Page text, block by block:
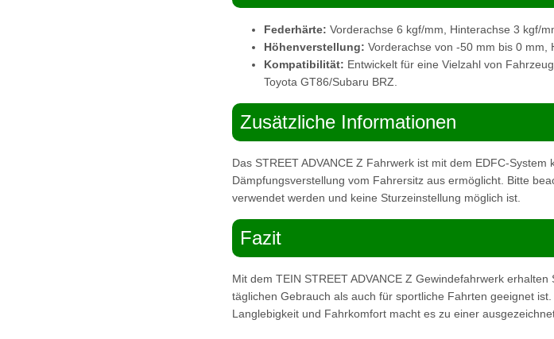
Federhärte: Vorderachse 6 kgf/mm, Hinterachse 3 kgf/
Höhenverstellung: Vorderachse von -50 mm bis 0 mm,
Kompatibilität: Entwickelt für eine Vielzahl von
Toyota GT86/Subaru BRZ.
Zusätzliche Informationen
Das STREET ADVANCE Z Fahrwerk ist mit dem EDFC-
Dämpfungsverstellung vom Fahrersitz aus ermöglicht. Bitte
verwendet werden und keine Sturzeinstellung möglich ist.
Fazit
Mit dem TEIN STREET ADVANCE Z Gewindefahrwerk
täglichen Gebrauch als auch für sportliche Fahrten geeignet
Langlebigkeit und Fahrkomfort macht es zu einer